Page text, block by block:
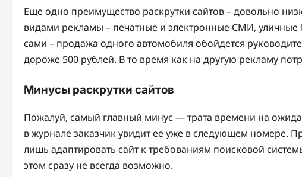
Еще одно преимущество раскрутки сайтов – довольно
видами рекламы – печатные и электронные СМИ,
сами – продажа одного автомобиля обойдется
дороже 500 рублей. В то время как на другую рекламу
Минусы раскрутки сайтов
Пожалуй, самый главный минус — трата времени на
в журнале заказчик увидит ее уже в следующем номере.
лишь адаптировать сайт к требованиям поисковой
этом сразу не всегда возможно.